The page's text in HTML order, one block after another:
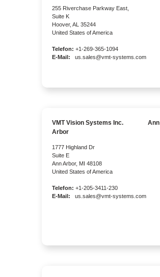
255 Riverchase Parkway East,
Suite K
Hoover, AL 35244
United States of America
Telefon: +1-269-365-1094
E-Mail: us.sales@vmt-systems.com
VMT Vision Systems Inc. Ann
Arbor
1777 Highland Dr
Suite E
Ann Arbor, MI 48108
United States of America
Telefon: +1-205-3411-230
E-Mail: us.sales@vmt-systems.com